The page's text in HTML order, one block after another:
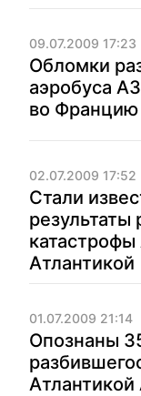
09.07.2009 17:23
Обломки
аэробуса
во Францию
02.07.2009 17:52
Стали
результаты
Атлантикой
01.07.2009 21:14
Опознаны